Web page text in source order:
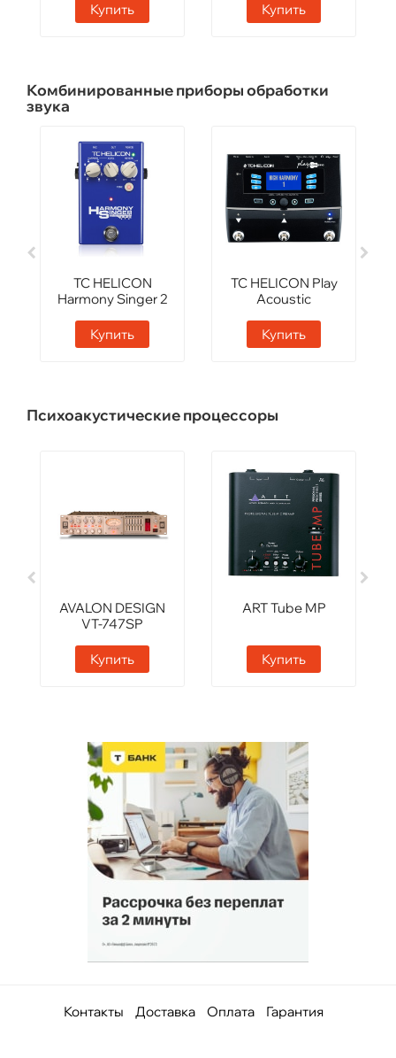
Купить
Купить
Комбинированные приборы обработки
звука
TC HELICON
Harmony Singer 2
Купить
TC HELICON Play
Acoustic
Купить
Психоакустические процессоры
AVALON DESIGN
VT-747SP
Купить
ART Tube MP
Купить
Контакты Доставка Оплата Гарантия